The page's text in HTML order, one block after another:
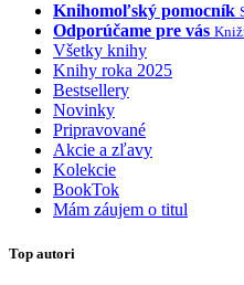
Knihomoľský pomocník
Odporúčame pre vás
Všetky knihy
Knihy roka 2025
Bestsellery
Novinky
Pripravované
Akcie a zľavy
Kolekcie
BookTok
Mám záujem o titul
Top autori